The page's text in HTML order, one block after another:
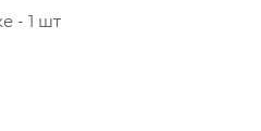
- 1 шт